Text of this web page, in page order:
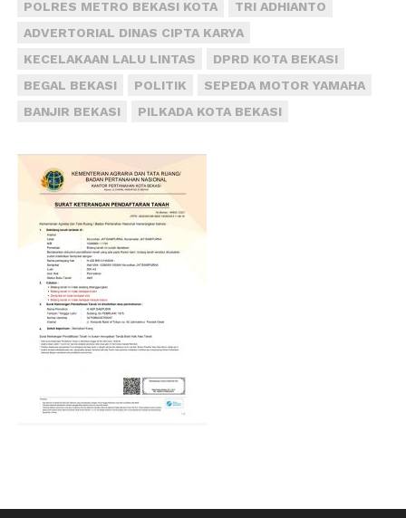
POLRES METRO BEKASI KOTA
TRI ADHIANTO
ADVERTORIAL DINAS CIPTA KARYA
KECELAKAAN LALU LINTAS
DPRD KOTA BEKASI
BEGAL BEKASI
POLITIK
SEPEDA MOTOR YAMAHA
BANJIR BEKASI
PILKADA KOTA BEKASI